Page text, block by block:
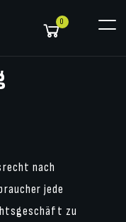
0
nach
jede
zu